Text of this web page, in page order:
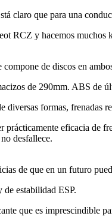
claro que para una
RCZ y hacemos
de discos en
de 290mm. ABS de
formas, frenadas
eficacia de
desfallece.
de que en un futuro
estabilidad ESP.
que es imprescindible